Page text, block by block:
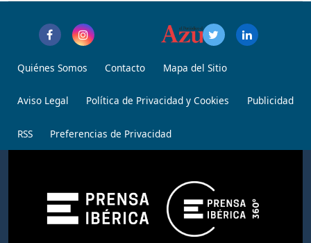
Quiénes Somos Contacto Mapa del Sitio
Aviso Legal Política de Privacidad y Cookies Publicidad
RSS Preferencias de Privacidad